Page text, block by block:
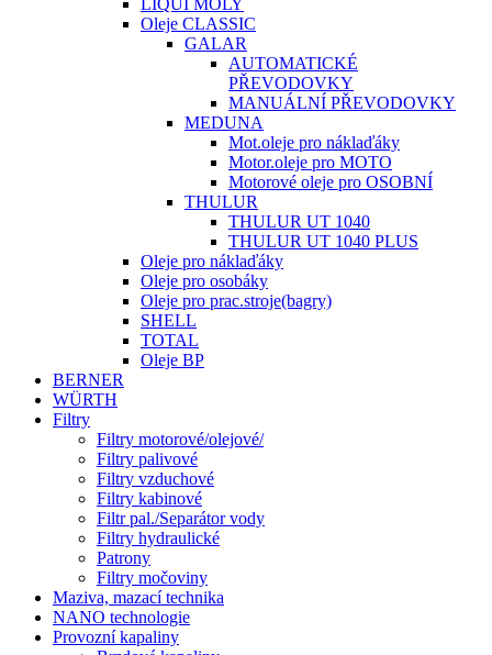
LIQUI MOLY
Oleje CLASSIC
GALAR
AUTOMATICKÉ
PŘEVODOVKY
MANUÁLNÍ PŘEVODOVKY
MEDUNA
Mot.oleje pro náklaďáky
Motor.oleje pro MOTO
Motorové oleje pro OSOBNÍ
THULUR
THULUR UT 1040
THULUR UT 1040 PLUS
Oleje pro náklaďáky
Oleje pro osobáky
Oleje pro prac.stroje(bagry)
SHELL
TOTAL
Oleje BP
BERNER
WÜRTH
Filtry
Filtry motorové/olejové/
Filtry palivové
Filtry vzduchové
Filtry kabinové
Filtr pal./Separátor vody
Filtry hydraulické
Patrony
Filtry močoviny
Maziva, mazací technika
NANO technologie
Provozní kapaliny